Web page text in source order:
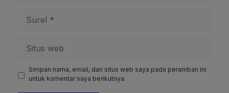
web
Simpan nama, email, dan situs web saya pada peramban ini
untuk komentar saya berikutnya.